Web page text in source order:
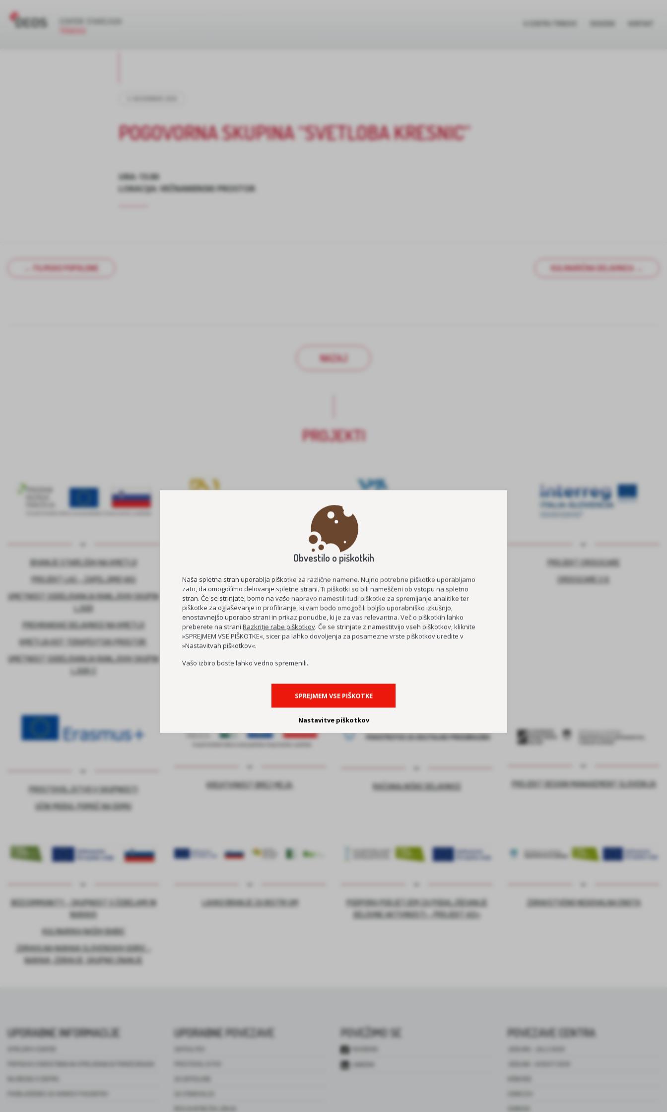
POGOVORNA SKUPINA “SVETLOBA KRESNIC”
URA: 15:00
LOKACIJA: VEČNAMENSKI PROSTOR
← FILMSKO POPOLDNE KULINARIČNA DELAVNICA →
NAZAJ
PROJEKTI
BIVANJE STAREJŠIH NA KMETIJI
PROJEKT LAS – ZAPELJIMO VAS
UMETNOST SODELOVANJA RANLJIVIH SKUPIN
LJUDI
PREHRANSKE DELAVNICE NA KMETIJI
KMETIJA KOT TERAPEVTSKI PROSTOR
UMETNOST SODELOVANJA RANLJIVIH SKUPIN
LJUDI 2
KADROVSKE ŠTIPENDIJE 2026/2027
KOC AS
MEDGENERACIJSKO POVEZOVANJE ZA VARNO
STAROST
ČUTIM – ŽIVIM
DEMENCI PRIJAZNA TOČKA
MEDGENERACIJSKO SREDIŠČE PRI OŠ HORJUL
MREŽA BREZPLAČNIH E-PREVOZOV
PROJEKT CROSSCARE
CROSSCARE 2.0
PROSTOVOLJSTVO V SKUPNOSTI
UČNI MODUL POMOČ NA DOMU
KREATIVNOST BREZ MEJA RAČUNALNIŠKE DELAVNICE PROJEKT DESIGN MANAGEMENT SLOVENIJA
BEECOMMUNITY – SKUPNOST S ČEBELAMI IN
NARAVO
KULINARIKA NAŠIH BABIC
ZDRAVILNA NARAVA SLOVENSKIH GORIC –
NARAVA, ZDRAVJE, SKUPNO ZNANJE
LAHKO BRANJE ZA BISTRI UM
PODPORA PODJETJEM ZA PODALJŠEVANJE
DELOVNE AKTIVNOSTI – PROJEKT ASI+
ZDRAVSTVENO NEGOVALNA ENOTA
UPORABNE INFORMACIJE UPORABNE POVEZAVE POVEŽIMO SE
FACEBOOK
POVEZAVE CENTRA
Obvestilo o piškotkih
Naša spletna stran uporablja piškotke za različne namene. Nujno potrebne piškotke uporabljamo
zato, da omogočimo delovanje spletne strani. Ti piškotki so bili nameščeni ob vstopu na spletno
stran. Če se strinjate, bomo na vašo napravo namestili tudi piškotke za spremljanje analitike ter
piškotke za oglaševanje in profiliranje, ki vam bodo omogočili boljšo uporabniško izkušnjo,
enostavnejšo uporabo strani in prikaz ponudbe, ki je za vas relevantna. Več o piškotkih lahko
preberete na strani Razkritje rabe piškotkov. Če se strinjate z namestitvijo vseh piškotkov, kliknite
»SPREJMEM VSE PIŠKOTKE«, sicer pa lahko dovoljenja za posamezne vrste piškotkov uredite v
»Nastavitvah piškotkov«.
Vašo izbiro boste lahko vedno spremenili.
SPREJMEM VSE PIŠKOTKE
Nastavitve piškotkov